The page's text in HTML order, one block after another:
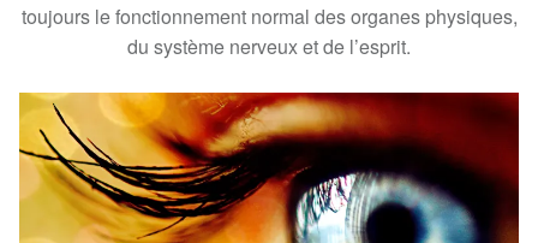
toujours le fonctionnement normal des organes physiques,
du système nerveux et de l’esprit.